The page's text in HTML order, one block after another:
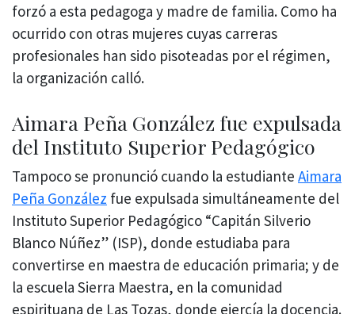
forzó a esta pedagoga y madre de familia. Como ha
ocurrido con otras mujeres cuyas carreras
profesionales han sido pisoteadas por el régimen,
la organización calló.
Aimara Peña González fue expulsada
del Instituto Superior Pedagógico
Tampoco se pronunció cuando la estudiante Aimara
Peña González fue expulsada simultáneamente del
Instituto Superior Pedagógico “Capitán Silverio
Blanco Núñez” (ISP), donde estudiaba para
convertirse en maestra de educación primaria; y de
la escuela Sierra Maestra, en la comunidad
espirituana de Las Tozas, donde ejercía la docencia.